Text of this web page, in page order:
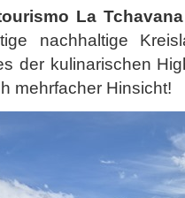
La Tchavana
nachhaltige
der kulinarischen
mehrfacher Hinsicht!